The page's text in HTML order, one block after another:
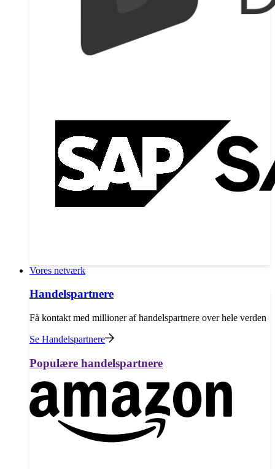
Vores netværk
Handelspartnere
Få kontakt med millioner af handelspartnere over hele verden
Se Handelspartnere
Populære handelspartnere